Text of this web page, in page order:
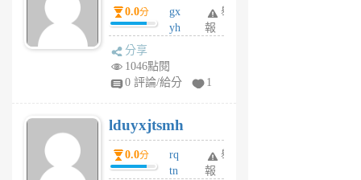
個
月
0.0分
gx
yh
jl
月
前
舉
報
分享
1046點閱
0 評論/給分
1
lduyxjtsmh
0.0分
rq
tn
舉
報